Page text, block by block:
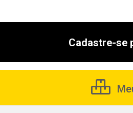
Cadastre-se